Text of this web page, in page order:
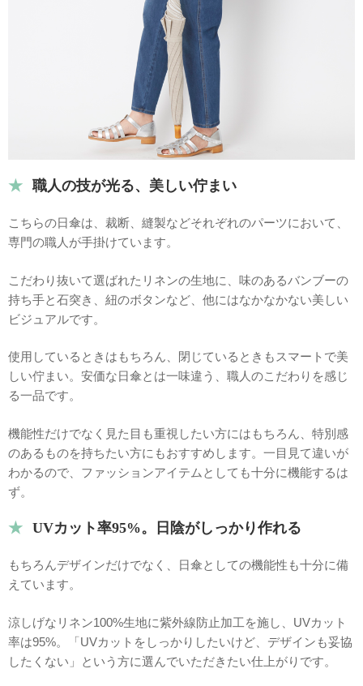
職人の技が光る、美しい佇まい
こちらの日傘は、裁断、縫製などそれぞれのパーツにおいて、
専門の職人が手掛けています。
こだわり抜いて選ばれたリネンの生地に、味のあるバンブーの
持ち手と石突き、紐のボタンなど、他にはなかなかない美しい
ビジュアルです。
使用しているときはもちろん、閉じているときもスマートで美
しい佇まい。安価な日傘とは一味違う、職人のこだわりを感じ
る一品です。
機能性だけでなく見た目も重視したい方にはもちろん、特別感
のあるものを持ちたい方にもおすすめします。一目見て違いが
わかるので、ファッションアイテムとしても十分に機能するは
ず。
UVカット率95%。日陰がしっかり作れる
もちろんデザインだけでなく、日傘としての機能性も十分に備
えています。
涼しげなリネン100%生地に紫外線防止加工を施し、UVカット
率は95%。「UVカットをしっかりしたいけど、デザインも妥協
したくない」という方に選んでいただきたい仕上がりです。